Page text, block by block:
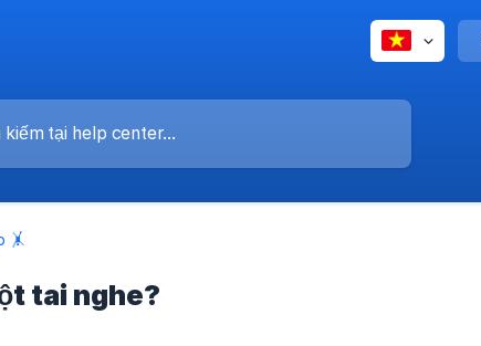
🤸
tai nghe?